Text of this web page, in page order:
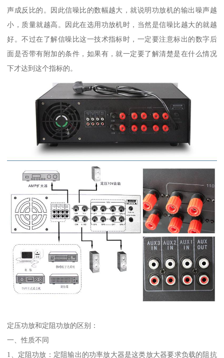
声成反比的。因此信噪比的数幅越大，就说明功放机的输出噪声越
小，质量就越高。因此在选用功放机时，当然是信噪比越大的就越
好。不过在了解信噪比这一技术指标时，一定要注意标出的数字后
面是否带有附加的条件，如果有，就一定要了解清楚是在什么情况
下才达到这个指标的。
定压功放和定阻功放的区别：
一、性质不同
1、定阻功放：定阻输出的功率放大器是这类放大器要求负载的阻抗